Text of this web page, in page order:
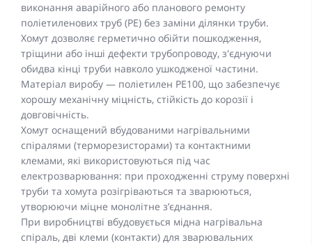
виконання аварійного або планового ремонту
поліетиленових труб (PE) без заміни ділянки труби.
Хомут дозволяє герметично обійти пошкодження,
тріщини або інші дефекти трубопроводу, з'єднуючи
обидва кінці труби навколо ушкодженої частини.
Матеріал виробу — поліетилен PE100, що забезпечує
хорошу механічну міцність, стійкість до корозії і
довговічність.
Хомут оснащений вбудованими нагрівальними
спіралями (терморезисторами) та контактними
клемами, які використовуються під час
електрозварювання: при проходженні струму поверхні
труби та хомута розігріваються та зварюються,
утворюючи міцне монолітне з’єднання.
При виробництві вбудовується мідна нагрівальна
спіраль, дві клеми (контакти) для зварювальних